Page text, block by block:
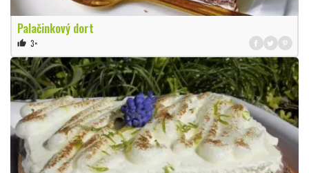
Palačinkový dort
thumb_up 3×